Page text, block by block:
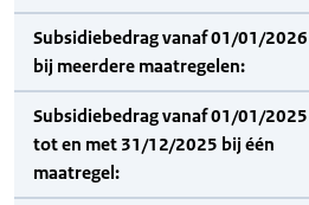
Subsidiebedrag vanaf 01/01/2026
bij meerdere maatregelen:
Subsidiebedrag vanaf 01/01/2025
tot en met 31/12/2025 bij één
maatregel: